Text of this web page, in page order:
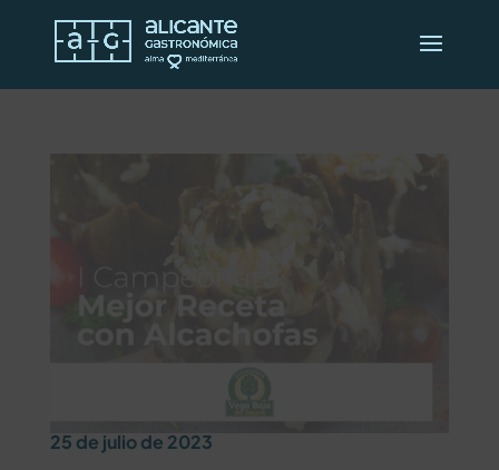
25 de julio de 2023